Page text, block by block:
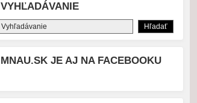
VYHĽADÁVANIE
MNAU.SK JE AJ NA FACEBOOKU